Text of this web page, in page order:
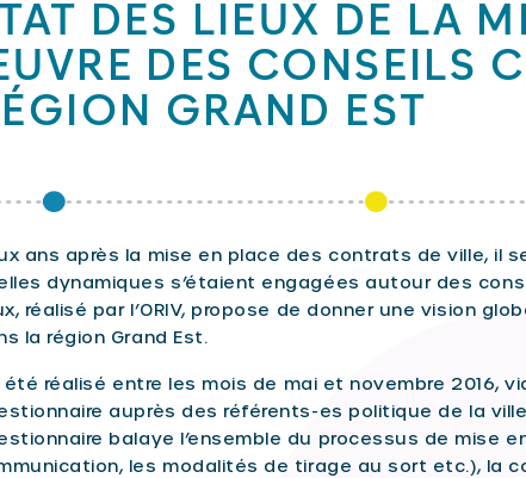
DES LIEUX DE LA
DES CONSEILS
GRAND EST
ans après la mise en place des contrats de ville, il
dynamiques s’étaient engagées autour des
réalisé par l’ORIV, propose de donner une vision
la région Grand Est.
été réalisé entre les mois de mai et novembre 2016,
auprès des référents-es politique de la
balaye l’ensemble du processus de mise
les modalités de tirage au sort etc.), la